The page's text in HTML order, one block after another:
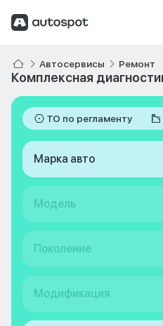
Автосервисы Ремонт
Комплексная
ТО по регламенту
Марка авто
Модель
Поколение
Модификация